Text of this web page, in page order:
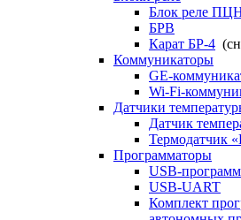
Блок реле
БРВ
Карат БР-4
Коммуникаторы
GE-
Wi-Fi-
Датчики
Датчик
Термодатчик
Программаторы
USB-
USB-UART
Комплект